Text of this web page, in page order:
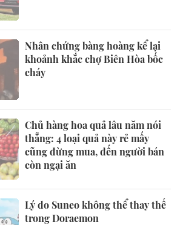
Nhân chứng bàng hoàng kể lại
khoảnh khắc chợ Biên Hòa bốc
cháy
Chủ hàng hoa quả lâu năm nói
thẳng: 4 loại quả này rẻ mấy
cũng đừng mua, đến người bán
còn ngại ăn
Lý do Suneo không thể thay thế
trong Doraemon